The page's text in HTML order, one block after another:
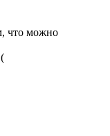
что можно